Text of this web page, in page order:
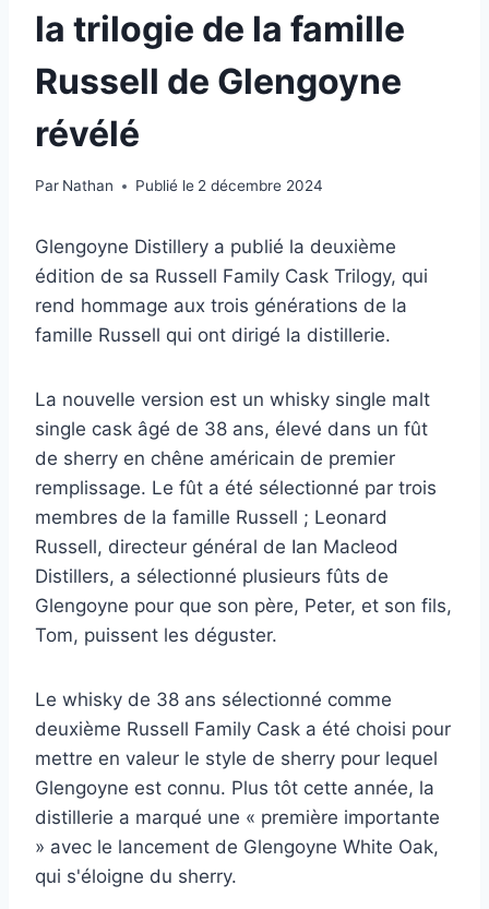
la trilogie de la famille
Russell de Glengoyne
révélé
Par Nathan Publié le 2 décembre 2024
Glengoyne Distillery a publié la deuxième
édition de sa Russell Family Cask Trilogy, qui
rend hommage aux trois générations de la
famille Russell qui ont dirigé la distillerie.
La nouvelle version est un whisky single malt
single cask âgé de 38 ans, élevé dans un fût
de sherry en chêne américain de premier
remplissage. Le fût a été sélectionné par trois
membres de la famille Russell ; Leonard
Russell, directeur général de Ian Macleod
Distillers, a sélectionné plusieurs fûts de
Glengoyne pour que son père, Peter, et son fils,
Tom, puissent les déguster.
Le whisky de 38 ans sélectionné comme
deuxième Russell Family Cask a été choisi pour
mettre en valeur le style de sherry pour lequel
Glengoyne est connu. Plus tôt cette année, la
distillerie a marqué une « première importante
» avec le lancement de Glengoyne White Oak,
qui s'éloigne du sherry.